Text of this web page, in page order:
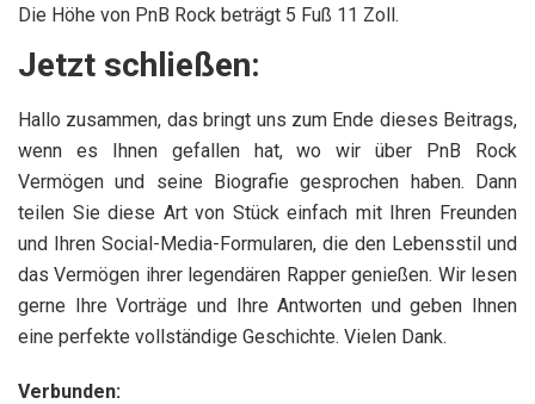
Die Höhe von PnB Rock beträgt 5 Fuß 11 Zoll.
Jetzt schließen:
Hallo zusammen, das bringt uns zum Ende dieses Beitrags,
wenn es Ihnen gefallen hat, wo wir über PnB Rock
Vermögen und seine Biografie gesprochen haben. Dann
teilen Sie diese Art von Stück einfach mit Ihren Freunden
und Ihren Social-Media-Formularen, die den Lebensstil und
das Vermögen ihrer legendären Rapper genießen. Wir lesen
gerne Ihre Vorträge und Ihre Antworten und geben Ihnen
eine perfekte vollständige Geschichte. Vielen Dank.
Verbunden: